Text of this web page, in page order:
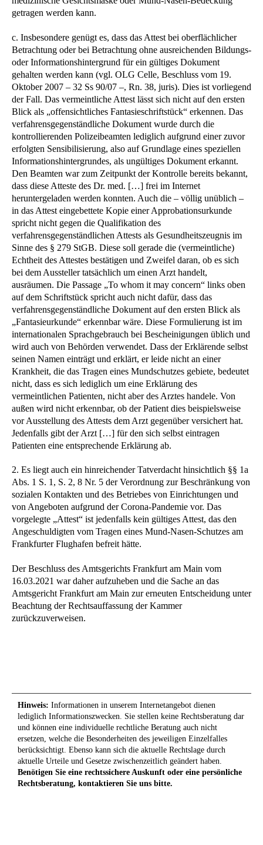
getragen werden kann.
c. Insbesondere genügt es, dass das Attest bei oberflächlicher
Betrachtung oder bei Betrachtung ohne ausreichenden Bildungs-
oder Informationshintergrund für ein gültiges Dokument
gehalten werden kann (vgl. OLG Celle, Beschluss vom 19.
Oktober 2007 – 32 Ss 90/07 –, Rn. 38, juris). Dies ist vorliegend
der Fall. Das vermeintliche Attest lässt sich nicht auf den ersten
Blick als „offensichtliches Fantasieschriftstück“ erkennen. Das
verfahrensgegenständliche Dokument wurde durch die
kontrollierenden Polizeibeamten lediglich aufgrund einer zuvor
erfolgten Sensibilisierung, also auf Grundlage eines speziellen
Informationshintergrundes, als ungültiges Dokument erkannt.
Den Beamten war zum Zeitpunkt der Kontrolle bereits bekannt,
dass diese Atteste des Dr. med. […] frei im Internet
heruntergeladen werden konnten. Auch die – völlig unüblich –
in das Attest eingebettete Kopie einer Approbationsurkunde
spricht nicht gegen die Qualifikation des
verfahrensgegenständlichen Attests als Gesundheitszeugnis im
Sinne des § 279 StGB. Diese soll gerade die (vermeintliche)
Echtheit des Attestes bestätigen und Zweifel daran, ob es sich
bei dem Aussteller tatsächlich um einen Arzt handelt,
ausräumen. Die Passage „To whom it may concern“ links oben
auf dem Schriftstück spricht auch nicht dafür, dass das
verfahrensgegenständliche Dokument auf den ersten Blick als
„Fantasieurkunde“ erkennbar wäre. Diese Formulierung ist im
internationalen Sprachgebrauch bei Bescheinigungen üblich und
wird auch von Behörden verwendet. Dass der Erklärende selbst
seinen Namen einträgt und erklärt, er leide nicht an einer
Krankheit, die das Tragen eines Mundschutzes gebiete, bedeutet
nicht, dass es sich lediglich um eine Erklärung des
vermeintlichen Patienten, nicht aber des Arztes handele. Von
außen wird nicht erkennbar, ob der Patient dies beispielsweise
vor Ausstellung des Attests dem Arzt gegenüber versichert hat.
Jedenfalls gibt der Arzt […] für den sich selbst eintragen
Patienten eine entsprechende Erklärung ab.
2. Es liegt auch ein hinreichender Tatverdacht hinsichtlich §§ 1a
Abs. 1 S. 1, S. 2, 8 Nr. 5 der Verordnung zur Beschränkung von
sozialen Kontakten und des Betriebes von Einrichtungen und
von Angeboten aufgrund der Corona-Pandemie vor. Das
vorgelegte „Attest“ ist jedenfalls kein gültiges Attest, das den
Angeschuldigten vom Tragen eines Mund-Nasen-Schutzes am
Frankfurter Flughafen befreit hätte.
Der Beschluss des Amtsgerichts Frankfurt am Main vom
16.03.2021 war daher aufzuheben und die Sache an das
Amtsgericht Frankfurt am Main zur erneuten Entscheidung unter
Beachtung der Rechtsauffassung der Kammer
zurückzuverweisen.
Hinweis: Informationen in unserem Internetangebot dienen
lediglich Informationszwecken. Sie stellen keine Rechtsberatung dar
und können eine individuelle rechtliche Beratung auch nicht
ersetzen, welche die Besonderheiten des jeweiligen Einzelfalles
berücksichtigt. Ebenso kann sich die aktuelle Rechtslage durch
aktuelle Urteile und Gesetze zwischenzeitlich geändert haben.
Benötigen Sie eine rechtssichere Auskunft oder eine persönliche
Rechtsberatung, kontaktieren Sie uns bitte.